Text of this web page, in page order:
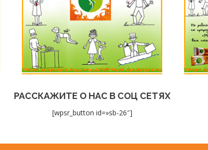
РАССКАЖИТЕ О НАС В СОЦ СЕТЯХ
[wpsr_button id=»sb-26″]